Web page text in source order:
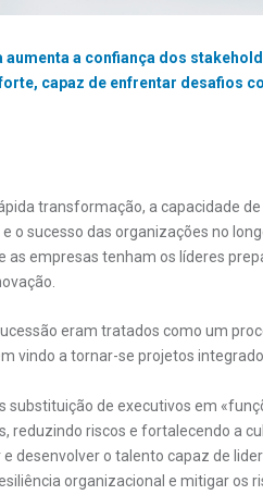
aumenta a confiança dos
capaz de enfrentar desafios
transformação, a capacidade
o sucesso das organizações no
as empresas tenham os líderes
eram tratados como um
vindo a tornar-se projetos
substituição de executivos em
reduzindo riscos e fortalecendo a
desenvolver o talento capaz de
organizacional e mitigar os